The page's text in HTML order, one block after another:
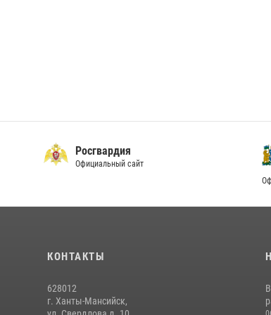
Росгвардия
Официальный сайт
КОНТАКТЫ
628012
г. Ханты-Мансийск,